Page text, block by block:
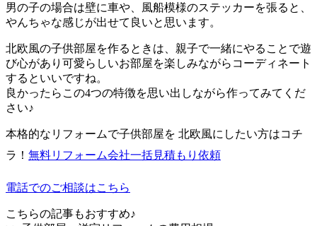
男の子の場合は壁に車や、風船模様のステッカーを張ると、
やんちゃな感じが出せて良いと思います。
北欧風の子供部屋を作るときは、親子で一緒にやることで遊
び心があり可愛らしいお部屋を楽しみながらコーディネート
するといいですね。
良かったらこの4つの特徴を思い出しながら作ってみてくだ
さい♪
本格的なリフォームで子供部屋を 北欧風にしたい方はコチ
ラ！ 無料リフォーム会社一括見積もり依頼
電話でのご相談はこちら
こちらの記事もおすすめ♪